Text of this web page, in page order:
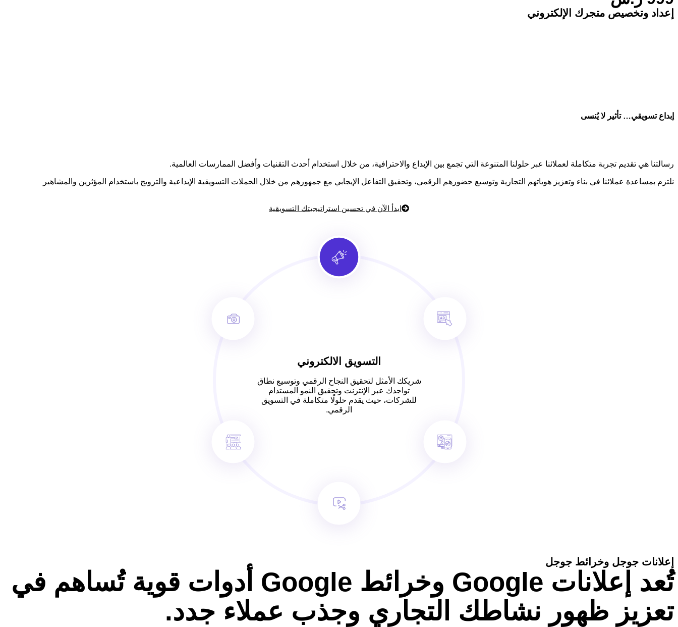
إعداد وتخصيص متجرك الإلكتروني
إبداع تسويقي… تأثير لا يُنسى
رسالتنا هي تقديم تجربة متكاملة لعملائنا عبر حلولنا المتنوعة التي تجمع بين الإبداع والاحترافية، من خلال استخدام أحدث التقنيات وأفضل الممارسات العالمية.
نلتزم بمساعدة عملائنا في بناء وتعزيز هوياتهم التجارية وتوسيع حضورهم الرقمي، وتحقيق التفاعل الإيجابي مع جمهورهم من خلال الحملات التسويقية الإبداعية والترويج باستخدام المؤثرين والمشاهير
ابدأ الآن في تحسين استراتيجيتك التسويقية
التسويق الالكتروني
شريكك الأمثل لتحقيق النجاح الرقمي وتوسيع نطاق
تواجدك عبر الإنترنت وتحقيق النمو المستدام
للشركات، حيث يقدم حلولًا متكاملة في التسويق
الرقمي.
إعلانات جوجل وخرائط جوجل
تُعد إعلانات Google وخرائط Google أدوات قوية تُساهم في
تعزيز ظهور نشاطك التجاري وجذب عملاء جدد.